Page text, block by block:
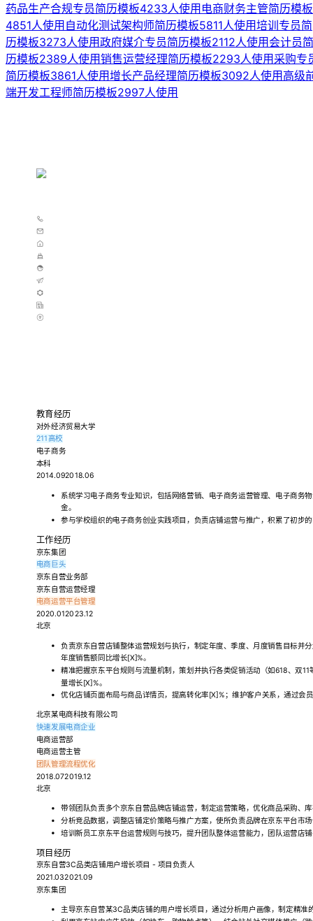
药品生产合规专员简历模板4233人使用 电商财务主管简历模板
4851人使用 自动化测试架构师简历模板5811人使用培训专员简
历模板3273人使用政府媒介专员简历模板2112人使用 会计员简
历模板2389人使用销售运营经理简历模板2293人使用 采购专
简历模板3861人使用增长产品经理简历模板3092人使用 高级
端开发工程师简历模板2997人使用
北京
教育经历
对外经济贸易大学
211高校
电子商务
本科
2014.092018.06
系统学习电子商务专业知识，包括网络营销、电子商务运营管理、电子商务
金。
参与学校组织的电子商务创业实践项目，负责店铺运营与推广，积累了初步
工作经历
京东集团
电商巨头
京东自营业务部
京东自营运营经理
电商运营平台管理
2020.012023.12
北京
负责京东自营店铺整体运营规划与执行，制定年度、季度、月度销售目标并
年度销售额同比增长[X]%。
精准把握京东平台规则与流量机制，策划并执行各类促销活动（如618、双
量增长[X]%。
优化店铺页面布局与商品详情页，提高转化率[X]%；维护客户关系，通过会
北京某电商科技有限公司
快速发展电商企业
电商运营部
电商运营主管
团队管理流程优化
2018.072019.12
北京
带领团队负责多个京东自营品牌店铺运营，制定运营策略，优化商品采购、
分析竞品数据，调整店铺定价策略与推广方案，使所负责品牌在京东平台市
培训新员工京东平台运营规则与技巧，提升团队整体运营能力，团队运营店
项目经历
京东自营3C品类店铺用户增长项目 - 项目负责人
2021.032021.09
京东集团
主导京东自营某3C品类店铺的用户增长项目，通过分析用户画像，制定精准